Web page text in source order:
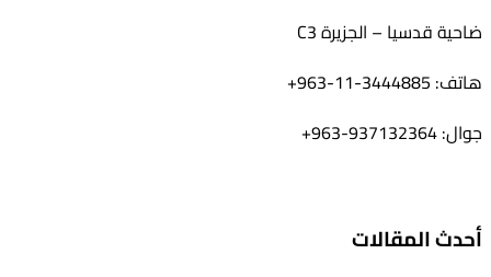
ضاحية قدسيا – الجزيرة C3
هاتف: 3444885-11-963+
جوال: 937132364-963+
أحدث المقالات